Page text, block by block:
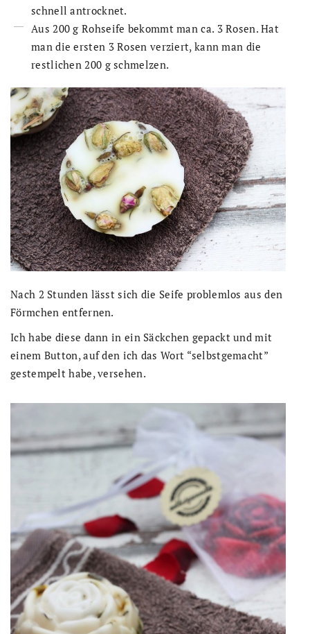
schnell antrocknet.
Aus 200 g Rohseife bekommt man ca. 3 Rosen. Hat
man die ersten 3 Rosen verziert, kann man die
restlichen 200 g schmelzen.
Nach 2 Stunden lässt sich die Seife problemlos aus den
Förmchen entfernen.
Ich habe diese dann in ein Säckchen gepackt und mit
einem Button, auf den ich das Wort “selbstgemacht”
gestempelt habe, versehen.